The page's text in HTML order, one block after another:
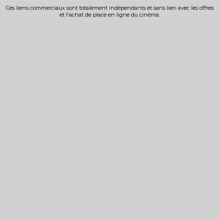
Ces liens commerciaux sont totalement indépendants et sans lien avec les offres
et l'achat de place en ligne du cinéma.